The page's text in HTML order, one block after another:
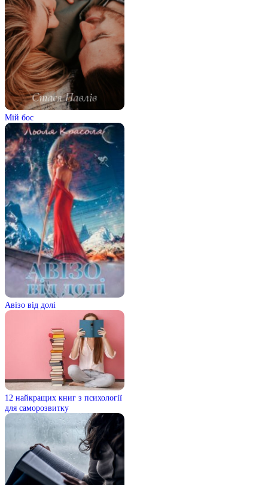
Мій бос
Авізо від долі
12 найкращих книг з психології
для саморозвитку